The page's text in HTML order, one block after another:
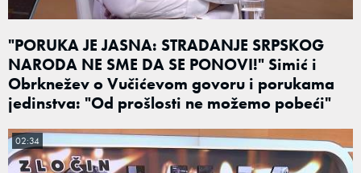
"PORUKA JE JASNA: STRADANJE SRPSKOG
NARODA NE SME DA SE PONOVI!" Simić i
Obrknežev o Vučićevom govoru i porukama
jedinstva: "Od prošlosti ne možemo pobeći"
02:34